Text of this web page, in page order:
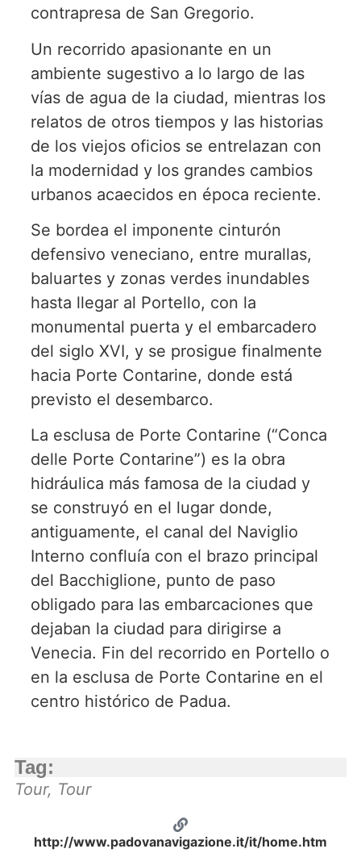
contrapresa de San Gregorio.
Un recorrido apasionante en un
ambiente sugestivo a lo largo de las
vías de agua de la ciudad, mientras los
relatos de otros tiempos y las historias
de los viejos oficios se entrelazan con
la modernidad y los grandes cambios
urbanos acaecidos en época reciente.
Se bordea el imponente cinturón
defensivo veneciano, entre murallas,
baluartes y zonas verdes inundables
hasta llegar al Portello, con la
monumental puerta y el embarcadero
del siglo XVI, y se prosigue finalmente
hacia Porte Contarine, donde está
previsto el desembarco.
La esclusa de Porte Contarine (“Conca
delle Porte Contarine”) es la obra
hidráulica más famosa de la ciudad y
se construyó en el lugar donde,
antiguamente, el canal del Naviglio
Interno confluía con el brazo principal
del Bacchiglione, punto de paso
obligado para las embarcaciones que
dejaban la ciudad para dirigirse a
Venecia. Fin del recorrido en Portello o
en la esclusa de Porte Contarine en el
centro histórico de Padua.
Tag:
Tour, Tour
http://www.padovanavigazione.it/it/home.htm